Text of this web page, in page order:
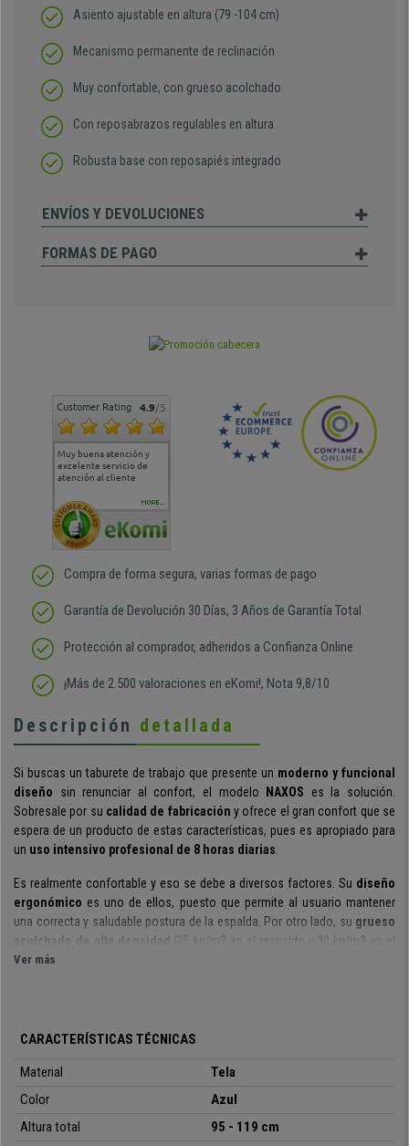
Asiento ajustable en altura (79 -104 cm)
Mecanismo permanente de reclinación
Muy confortable, con grueso acolchado
Con reposabrazos regulables en altura
Robusta base con reposapiés integrado
ENVÍOS Y DEVOLUCIONES
FORMAS DE PAGO
Customer Rating 4.9/5
Muy buena atención y
excelente servicio de
atención al cliente
Muy buena atención de
cara al asesoramiento
Si estoy contento
MORE...
Compra de forma segura, varias formas de pago
Garantía de Devolución 30 Días, 3 Años de Garantía Total
Protección al comprador, adheridos a Confianza Online
¡Más de 2.500 valoraciones en eKomi!, Nota 9,8/10
Descripción detallada
Si buscas un taburete de trabajo que presente un moderno y funcional
diseño sin renunciar al confort, el modelo NAXOS es la solución.
Sobresale por su calidad de fabricación y ofrece el gran confort que se
espera de un producto de estas características, pues es apropiado para
un uso intensivo profesional de 8 horas diarias
Es realmente confortable y eso se debe a diversos factores. Su diseño
ergonómico es uno de ellos, puesto que permite al usuario mantener
una correcta y saludable postura de la espalda. Por otro lado, su grueso
acolchado de alta densidad
(25 kg/m3 en el respaldo y 30 kg/m3 en el
asiento) aporta al usuario una alta dosis de confort.
adapte a tus necesidades. Esta funcionalidad permite aliviar la tensión de
También podrás
regular el respaldo en altura
Para su fabricación, se han seleccionado cuidadosamente
Ver más
CARACTERÍSTICAS TÉCNICAS
Material
Tela
Color
Azul
Altura total
95 - 119 cm